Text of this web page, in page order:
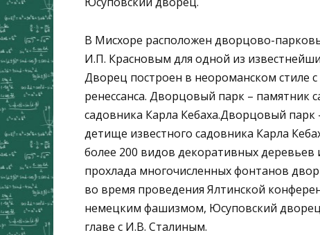
В Мисхоре расположен дворцово-
И.П. Красновым для одной из
Дворец построен в неороманском стиле
ренессанса. Дворцовый парк – памятник
садовника Карла Кебаха.Дворцовый
детище известного садовника Карла
более 200 видов декоративных
прохлада многочисленных фонтанов
во время проведения Ялтинской
немецким фашизмом, Юсуповский
главе с И.В. Сталиным.